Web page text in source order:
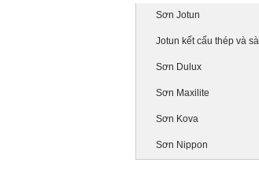
Sơn Jotun
Jotun kết cấu thép và
Sơn Dulux
Sơn Maxilite
Sơn Kova
Sơn Nippon